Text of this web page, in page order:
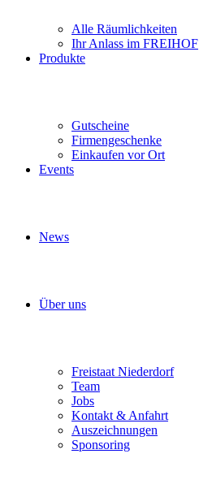
Alle Räumlichkeiten
Ihr Anlass im FREIHOF
Produkte
Gutscheine
Firmengeschenke
Einkaufen vor Ort
Events
News
Über uns
Freistaat Niederdorf
Team
Jobs
Kontakt & Anfahrt
Auszeichnungen
Sponsoring